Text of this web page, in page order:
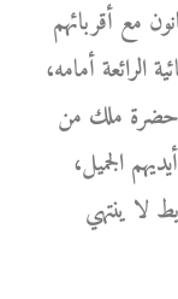
مع أقربائهم
الرائعة أمامه،
حضرة ملك من
الجميل،
لا ينتهي